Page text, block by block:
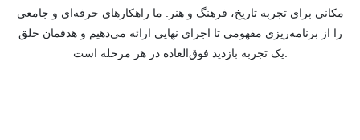
مکانی برای تجربه تاریخ، فرهنگ و هنر. ما راهکارهای حرفه‌ای و جامعی
را از برنامه‌ریزی مفهومی تا اجرای نهایی ارائه می‌دهیم و هدفمان خلق